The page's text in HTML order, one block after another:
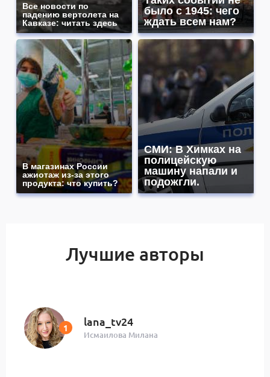
Все новости по
падению вертолета на
Кавказе: читать здесь
было с 1945: чего
ждать всем нам?
В магазинах России
ажиотаж из-за этого
продукта: что купить?
СМИ: В Химках на
полицейскую
машину напали и
подожгли.
Лучшие авторы
lana_tv24
Исмаилова Милана